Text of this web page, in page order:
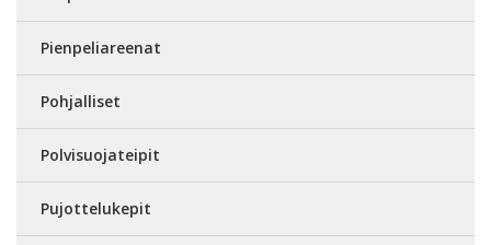
Pienpeliareenat
Pohjalliset
Polvisuojateipit
Pujottelukepit